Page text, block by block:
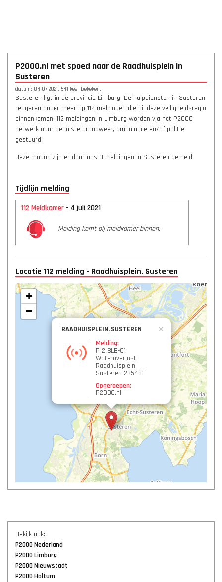
P2000.nl met spoed naar de Raadhuisplein in
Susteren
datum: 04-07-2021, 541 keer bekeken.
Susteren ligt in de provincie Limburg. De hulpdiensten in Susteren
reageren onder meer op 112 meldingen die bij deze veiligheidsregio
binnenkomen. 112 meldingen in Limburg worden via het P2000
netwerk naar de juiste brandweer, ambulance en/of politie
gestuurd.
Deze maand zijn er door ons 0 meldingen in Susteren gemeld.
Tijdlijn melding
112 Meldkamer - 4 juli 2021
Melding komt bij meldkamer binnen.
Locatie 112 melding - Raadhuisplein, Susteren
RAADHUISPLEIN, SUSTEREN
Melding:
P 2 BLB-01
Wateroverlast
Raadhuisplein
Susteren 235431
Opgeroepen:
P2000.nl
×
+
−
Bekijk ook:
P2000 Nederland
P2000 Limburg
P2000 Nieuwstadt
P2000 Holtum